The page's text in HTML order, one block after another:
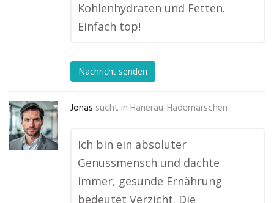
Kohlenhydraten und Fetten.
Einfach top!
Nachricht senden
Jonas sucht in Hanerau-Hademarschen
Ich bin ein absoluter
Genussmensch und dachte
immer, gesunde Ernährung
bedeutet Verzicht. Die